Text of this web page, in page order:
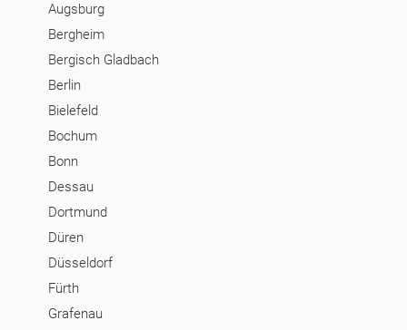
Augsburg
Bergheim
Bergisch Gladbach
Berlin
Bielefeld
Bochum
Bonn
Dessau
Dortmund
Düren
Düsseldorf
Fürth
Grafenau